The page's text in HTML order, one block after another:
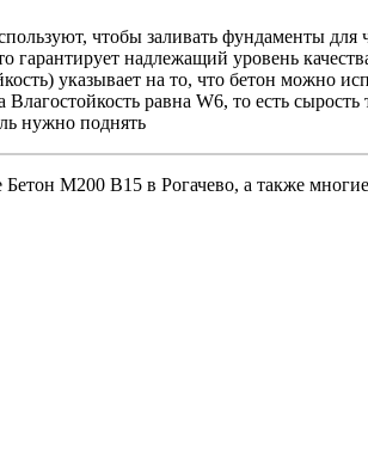
чтобы заливать фундаменты
надлежащий уровень
указывает на то, что бетон можно
равна W6, то есть
нужно поднять
M200 B15 в Рогачево, а также